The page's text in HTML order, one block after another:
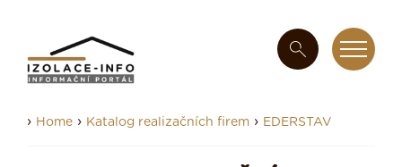
› Home › Katalog realizačních firem › EDERSTAV